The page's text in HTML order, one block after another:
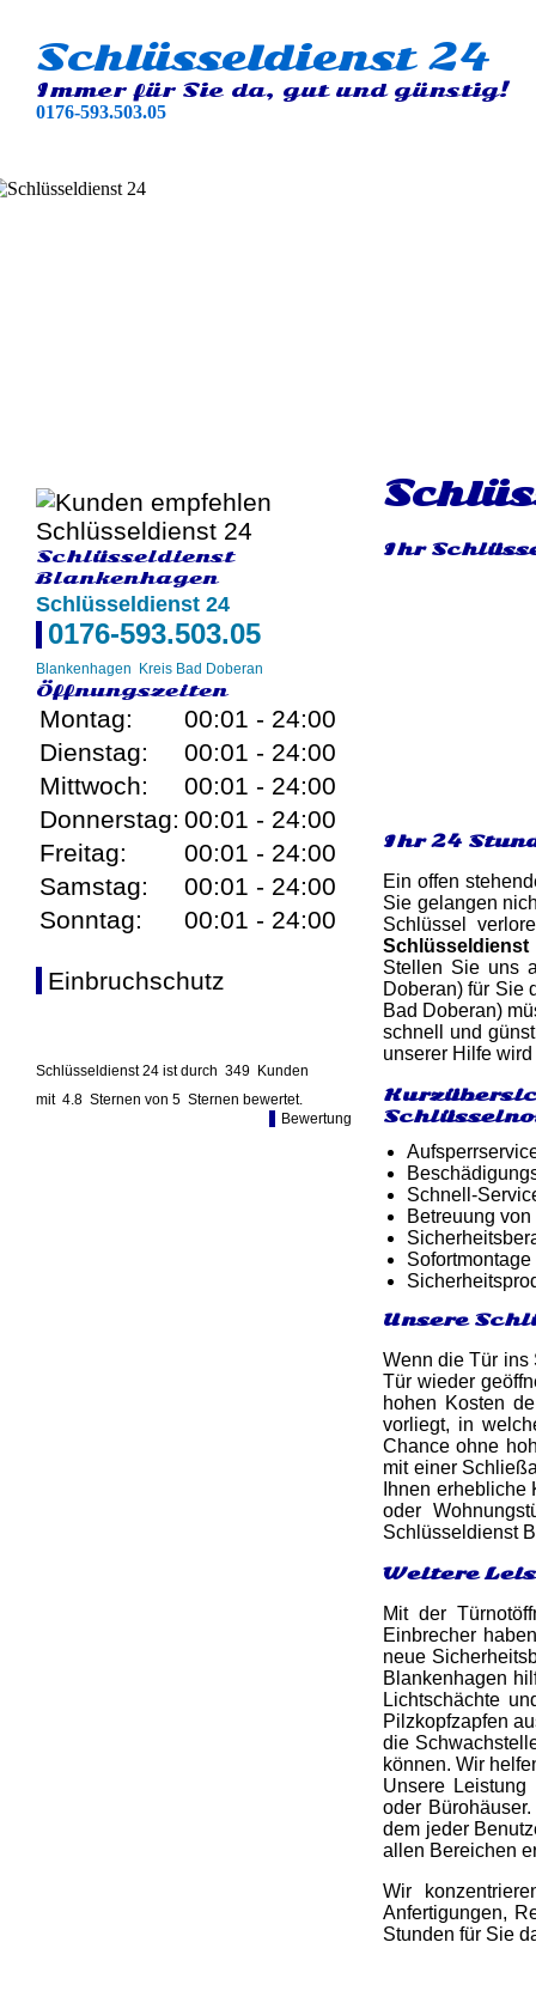
Schlüsseldienst 24
Immer für Sie da, gut und günstig!
0176-593.503.05
Schlüsseldienst
Blankenhagen
Schlüsseldienst 24
0176-593.503.05
Blankenhagen Kreis Bad Doberan
Öffnungszeiten
Montag:
00:01 - 24:00
Dienstag:
00:01 - 24:00
Mittwoch:
00:01 - 24:00
Donnerstag: 00:01 - 24:00
Freitag:
00:01 - 24:00
Samstag:
00:01 - 24:00
Sonntag:
00:01 - 24:00
Einbruchschutz
Schlüsseldienst 24 ist durch 349 Kunden
mit 4.8 Sternen von 5 Sternen bewertet.
Bewertung
Ihr
Ihr 24
Ein offen
Sie gelangen
Schlüssel
Schlüsseldienst
Stellen Sie uns
Doberan) für Sie
Bad Doberan)
schnell und
unserer Hilfe
Schnell-
Betreuung
Unsere
Wenn die Tür ins
Tür wieder
hohen Kosten
vorliegt, in
Chance ohne
mit einer
Ihnen
oder
Schlüsseldienst
Weitere
Mit der
Einbrecher
neue
Blankenhagen
Lichtschächte
Pilzkopfzapfen
die
können. Wir
Unsere Leistung
oder
dem jeder
allen Bereichen
Wir
Anfertigungen,
Stunden für Sie